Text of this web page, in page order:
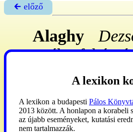
🡰 előző
Alaghy
a r-be.
1899. VI.
nyelvet
A lexikon
A lexikon a budapesti Pálos
2013 között. A honlapon a korabeli
az újabb eseményeket, kutatási
nem tartalmazzák.